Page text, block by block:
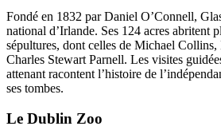
Fondé en 1832 par Daniel O’Connell,
national d’Irlande. Ses 124 acres abritent
sépultures, dont celles de Michael Collins,
Charles Stewart Parnell. Les visites
attenant racontent l’histoire de
ses tombes.
Le Dublin Zoo